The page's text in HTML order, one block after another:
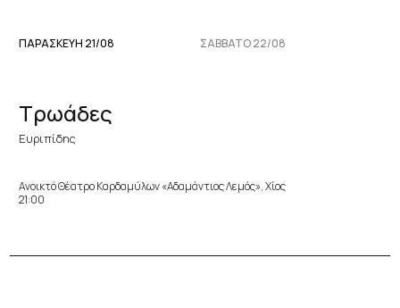
ΠΑΡΑΣΚΕΥΉ 21/08 ΣΆΒΒΑΤΟ 22/08
Τρωάδες
Ευριπίδης
Ανοικτό Θέατρο Καρδαμύλων «Αδαμάντιος Λεμός», Χίος
21:00